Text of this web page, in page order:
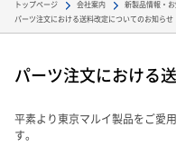
トップページ 会社案内
新製品情報・
パーツ注文における送料改定についてのお知らせ
パーツ注文における
平素より東京マルイ製品をご愛
す。